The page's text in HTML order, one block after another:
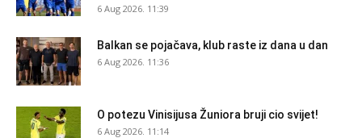
6 Aug 2026. 11:39
Balkan se pojačava, klub raste iz dana u dan
6 Aug 2026. 11:36
O potezu Vinisijusa Žuniora bruji cio svijet!
6 Aug 2026. 11:14